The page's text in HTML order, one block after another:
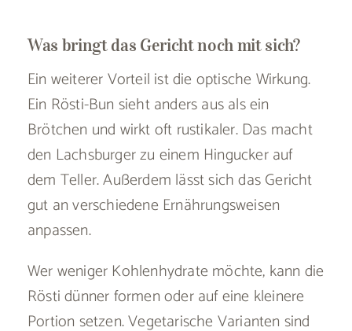
Was bringt das Gericht noch mit sich?
Ein weiterer Vorteil ist die optische Wirkung.
Ein Rösti-Bun sieht anders aus als ein
Brötchen und wirkt oft rustikaler. Das macht
den Lachsburger zu einem Hingucker auf
dem Teller. Außerdem lässt sich das Gericht
gut an verschiedene Ernährungsweisen
anpassen.
Wer weniger Kohlenhydrate möchte, kann die
Rösti dünner formen oder auf eine kleinere
Portion setzen. Vegetarische Varianten sind